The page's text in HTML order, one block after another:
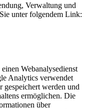
Verwaltung und
unter folgendem Link:
Webanalysedienst
Analytics verwendet
gespeichert werden und
ermöglichen. Die
über